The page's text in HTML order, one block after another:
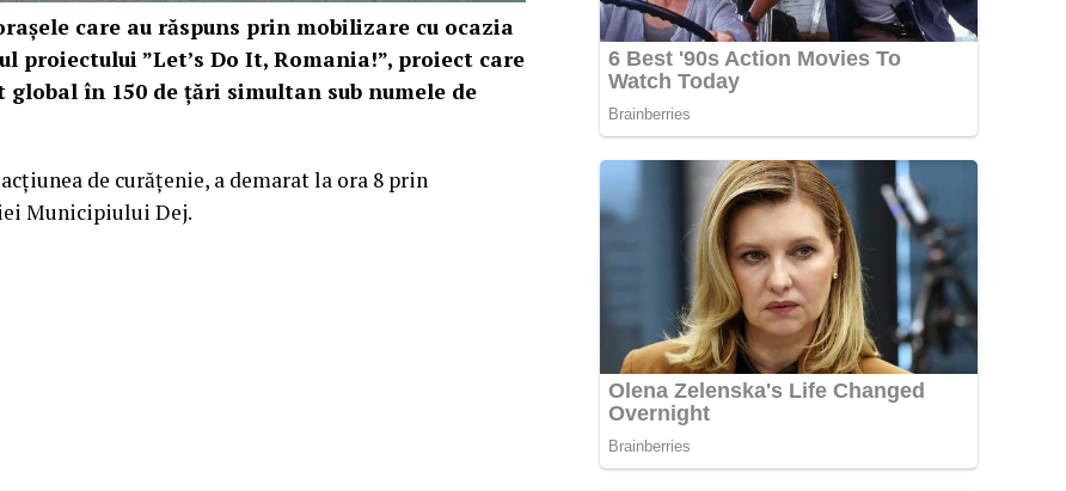
care au răspuns prin mobilizare cu ocazia
proiectului ”Let’s Do It, Romania!”, proiect care
în 150 de țări simultan sub numele de
de curățenie, a demarat la ora 8 prin
Municipiului Dej.